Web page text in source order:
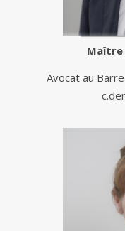
Maître
Avocat au